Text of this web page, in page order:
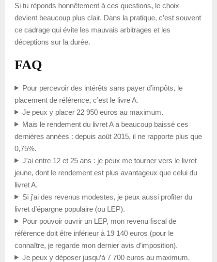
Si tu réponds honnêtement à ces questions, le choix
devient beaucoup plus clair. Dans la pratique, c’est souvent
ce cadrage qui évite les mauvais arbitrages et les
déceptions sur la durée.
FAQ
Pour percevoir des intérêts sans payer d’impôts, le
placement de référence, c’est le livre A.
Je peux y placer 22 950 euros au maximum.
Mais le rendement du livret A a beaucoup baissé ces
dernières années : depuis août 2015, il ne rapporte plus que
0,75%.
J’ai entre 12 et 25 ans : je peux me tourner vers le livret
jeune, dont le rendement est plus avantageux que celui du
livret A.
Si j’ai des revenus modestes, je peux aussi profiter du
livret d’épargne populaire (ou LEP).
Pour pouvoir ouvrir un LEP, mon revenu fiscal de
référence doit être inférieur à 19 140 euros (pour le
connaître, je regarde mon dernier avis d’imposition).
Je peux y déposer jusqu’à 7 700 euros au maximum.